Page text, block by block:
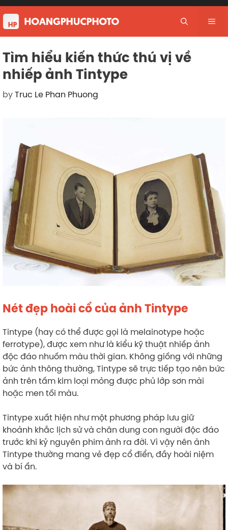
Skip
to
content
Tìm hiểu kiến thức thú vị về
nhiếp ảnh Tintype
byTruc Le Phan Phuong
Nét đẹp hoài cổ của ảnh Tintype
Tintype (hay có thể được gọi là melainotype hoặc
ferrotype), được xem như là kiểu kỹ thuật nhiếp ảnh
độc đáo nhuốm màu thời gian. Không giống với những
bức ảnh thông thường, Tintype sẽ trực tiếp tạo nên bức
ảnh trên tấm kim loại mỏng được phủ lớp sơn mài
hoặc men tối màu.
Tintype xuất hiện như một phương pháp lưu giữ
khoảnh khắc lịch sử và chân dung con người độc đáo
trước khi kỷ nguyên phim ảnh ra đời. Vì vậy nên ảnh
Tintype thường mang vẻ đẹp cổ điển, đầy hoài niệm
và bí ẩn.